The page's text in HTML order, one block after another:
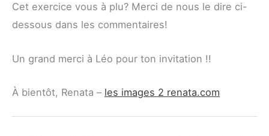
Cet exercice vous à plu? Merci de nous le dire ci-
dessous dans les commentaires!
Un grand merci à Léo pour ton invitation !!
À bientôt, Renata – les images 2 renata.com